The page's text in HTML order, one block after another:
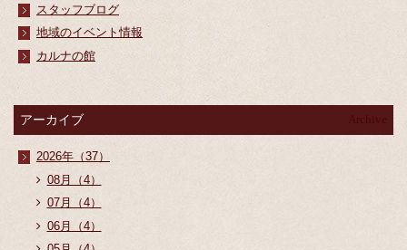
スタッフブログ
地域のイベント情報
カルナの館
アーカイブ
2026年（37）
08月（4）
07月（4）
06月（4）